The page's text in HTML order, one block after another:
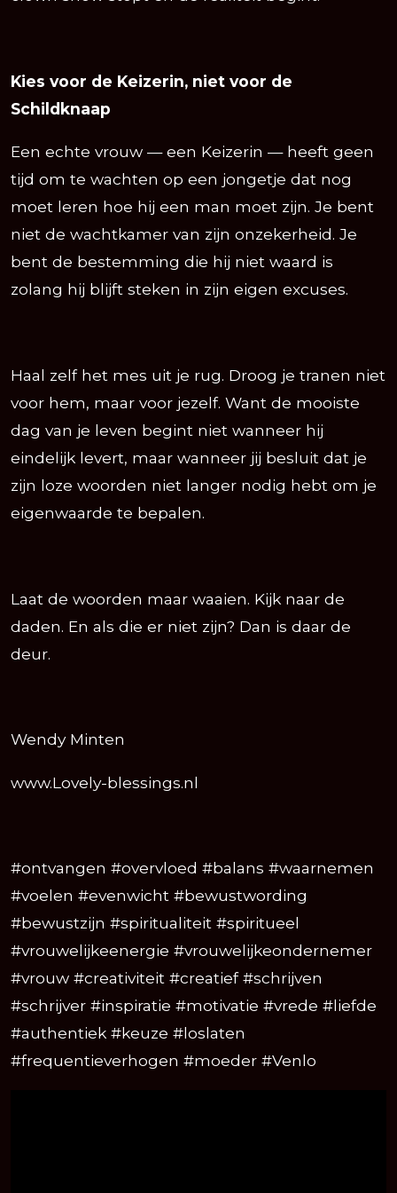
Kies voor de Keizerin, niet voor de
Schildknaap
Een echte vrouw — een Keizerin — heeft geen
tijd om te wachten op een jongetje dat nog
moet leren hoe hij een man moet zijn. Je bent
niet de wachtkamer van zijn onzekerheid. Je
bent de bestemming die hij niet waard is
zolang hij blijft steken in zijn eigen excuses.
Haal zelf het mes uit je rug. Droog je tranen niet
voor hem, maar voor jezelf. Want de mooiste
dag van je leven begint niet wanneer hij
eindelijk levert, maar wanneer jij besluit dat je
zijn loze woorden niet langer nodig hebt om je
eigenwaarde te bepalen.
Laat de woorden maar waaien. Kijk naar de
daden. En als die er niet zijn? Dan is daar de
deur.
Wendy Minten
www.Lovely-blessings.nl
#ontvangen #overvloed #balans #waarnemen
#voelen #evenwicht #bewustwording
#bewustzijn #spiritualiteit #spiritueel
#vrouwelijkeenergie #vrouwelijkeondernemer
#vrouw #creativiteit #creatief #schrijven
#schrijver #inspiratie #motivatie #vrede #liefde
#authentiek #keuze #loslaten
#frequentieverhogen #moeder #Venlo